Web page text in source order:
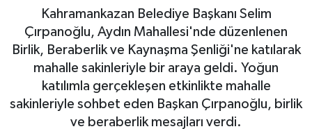
Kahramankazan Belediye Başkanı Selim
Çırpanoğlu, Aydın Mahallesi'nde düzenlenen
Birlik, Beraberlik ve Kaynaşma Şenliği'ne katılarak
mahalle sakinleriyle bir araya geldi. Yoğun
katılımla gerçekleşen etkinlikte mahalle
sakinleriyle sohbet eden Başkan Çırpanoğlu, birlik
ve beraberlik mesajları verdi.